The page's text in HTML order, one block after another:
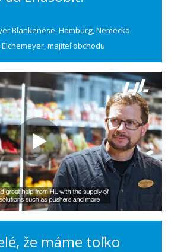
Blankenese, Hamburg, Nemecko
Eichemeyer, majiteľ obchodu
že máme toľko